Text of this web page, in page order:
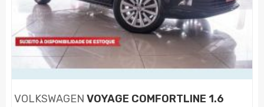
VOLKSWAGEN VOYAGE COMFORTLINE 1.6